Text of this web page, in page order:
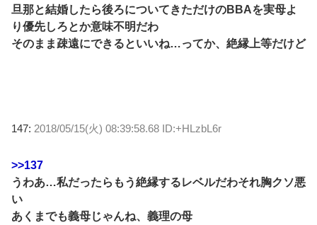
旦那と結婚したら後ろについてきただけのBBAを実母よ
り優先しろとか意味不明だわ
そのまま疎遠にできるといいね…ってか、絶縁上等だけど
147: 2018/05/15(火) 08:39:58.68 ID:+HLzbL6r
>>137
うわあ…私だったらもう絶縁するレベルだわそれ胸クソ悪
い
あくまでも義母じゃんね、義理の母